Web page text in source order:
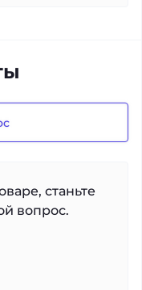
станьте
вопрос.